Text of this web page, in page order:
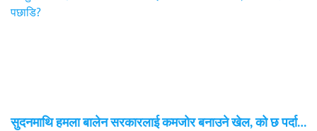
सुदनमाथि हमला बालेन सरकारलाई कमजोर बनाउने खेल, को छ पर्दा…